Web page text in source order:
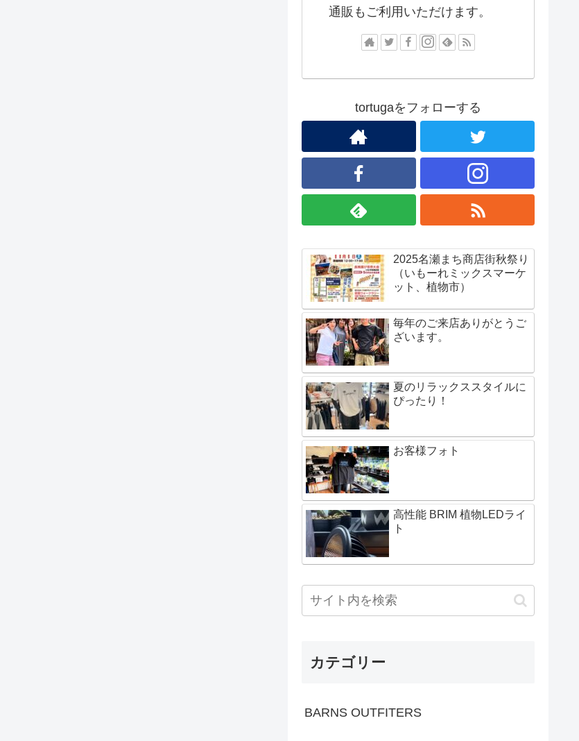
通販もご利用いただけます。
tortugaをフォローする
2025名瀬まち商店街秋祭り
（いもーれミックスマーケ
ット、植物市）
毎年のご来店ありがとうご
ざいます。
夏のリラックススタイルに
ぴったり！
お客様フォト
高性能 BRIM 植物LEDライ
ト
カテゴリー
BARNS OUTFITERS